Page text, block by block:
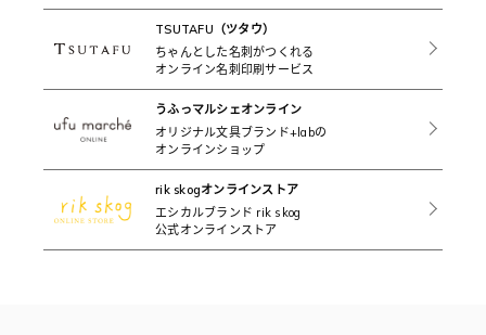
TSUTAFU（ツタウ）
ちゃんとした名刺がつくれる
オンライン名刺印刷サービス
うふっマルシェオンライン
オリジナル文具ブランド+labの
オンラインショップ
rik skogオンラインストア
エシカルブランド rik skog
公式オンラインストア